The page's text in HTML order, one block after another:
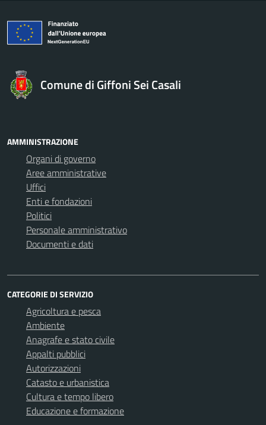
Comune di Giffoni Sei Casali
AMMINISTRAZIONE
Organi di governo
Aree amministrative
Uffici
Enti e fondazioni
Politici
Personale amministrativo
Documenti e dati
CATEGORIE DI SERVIZIO
Agricoltura e pesca
Ambiente
Anagrafe e stato civile
Appalti pubblici
Autorizzazioni
Catasto e urbanistica
Cultura e tempo libero
Educazione e formazione